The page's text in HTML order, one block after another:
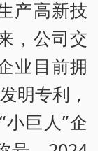
产高新技
，公司交
业目前拥
明专利，
巨人”企